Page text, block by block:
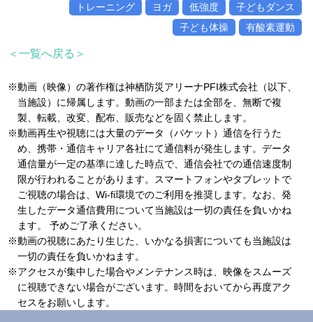
トレーニング ヨガ 低強度
子どもダンス
子ども体操
有酸素運動
＜一覧へ戻る＞
※動画（映像）の著作権は神栖防災アリーナPFI株式会社（以下、
当施設）に帰属します。動画の一部または全部を、無断で複
製、転載、改変、配布、販売などを固く禁止します。
※動画再生や視聴には大量のデータ（パケット）通信を行うた
め、携帯・通信キャリア各社にて通信料が発生します。データ
通信量が一定の基準に達した時点で、通信会社での通信速度制
限が行われることがあります。スマートフォンやタブレットで
ご視聴の場合は、Wi-fi環境でのご利用を推奨します。なお、発
生したデータ通信費用について当施設は一切の責任を負いかね
ます。 予めご了承ください。
※動画の視聴にあたり生じた、いかなる損害についても当施設は
一切の責任を負いかねます。
※アクセスが集中した場合やメンテナンス時は、映像をスムーズ
に視聴できない場合がございます。時間をおいてから再度アク
セスをお願いします。